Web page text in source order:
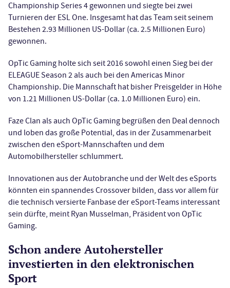
Championship Series 4 gewonnen und siegte bei zwei
Turnieren der ESL One. Insgesamt hat das Team seit seinem
Bestehen 2.93 Millionen US-Dollar (ca. 2.5 Millionen Euro)
gewonnen.
OpTic Gaming holte sich seit 2016 sowohl einen Sieg bei der
ELEAGUE Season 2 als auch bei den Americas Minor
Championship. Die Mannschaft hat bisher Preisgelder in Höhe
von 1.21 Millionen US-Dollar (ca. 1.0 Millionen Euro) ein.
Faze Clan als auch OpTic Gaming begrüßen den Deal dennoch
und loben das große Potential, das in der Zusammenarbeit
zwischen den eSport-Mannschaften und dem
Automobilhersteller schlummert.
Innovationen aus der Autobranche und der Welt des eSports
könnten ein spannendes Crossover bilden, dass vor allem für
die technisch versierte Fanbase der eSport-Teams interessant
sein dürfte, meint Ryan Musselman, Präsident von OpTic
Gaming.
Schon andere Autohersteller
investierten in den elektronischen
Sport